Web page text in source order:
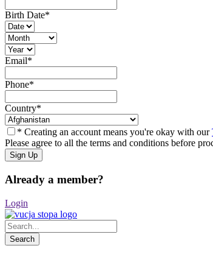
Birth Date*
Email*
Phone*
Country*
* Creating an account means you're okay with our
Please agree to all the terms and conditions before
Already a member?
Login